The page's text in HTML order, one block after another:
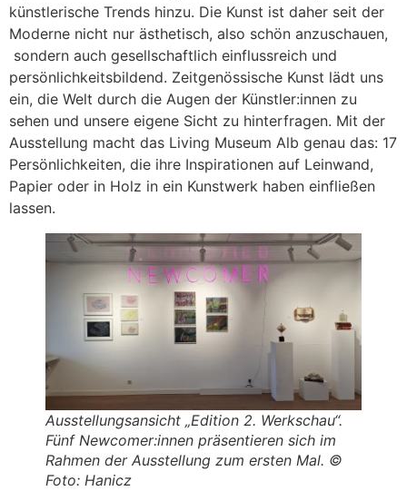
künstlerische Trends hinzu. Die Kunst ist daher seit der
Moderne nicht nur ästhetisch, also schön anzuschauen,
sondern auch gesellschaftlich einflussreich und
persönlichkeitsbildend. Zeitgenössische Kunst lädt uns
ein, die Welt durch die Augen der Künstler:innen zu
sehen und unsere eigene Sicht zu hinterfragen. Mit der
Ausstellung macht das Living Museum Alb genau das: 17
Persönlichkeiten, die ihre Inspirationen auf Leinwand,
Papier oder in Holz in ein Kunstwerk haben einfließen
lassen.
Ausstellungsansicht „Edition 2. Werkschau“.
Fünf Newcomer:innen präsentieren sich im
Rahmen der Ausstellung zum ersten Mal. ©
Foto: Hanicz